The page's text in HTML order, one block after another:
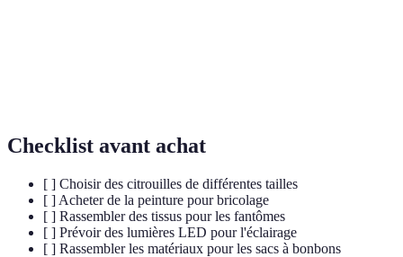
Checklist avant achat
[ ] Choisir des citrouilles de différentes tailles
[ ] Acheter de la peinture pour bricolage
[ ] Rassembler des tissus pour les fantômes
[ ] Prévoir des lumières LED pour l'éclairage
[ ] Rassembler les matériaux pour les sacs à bonbons